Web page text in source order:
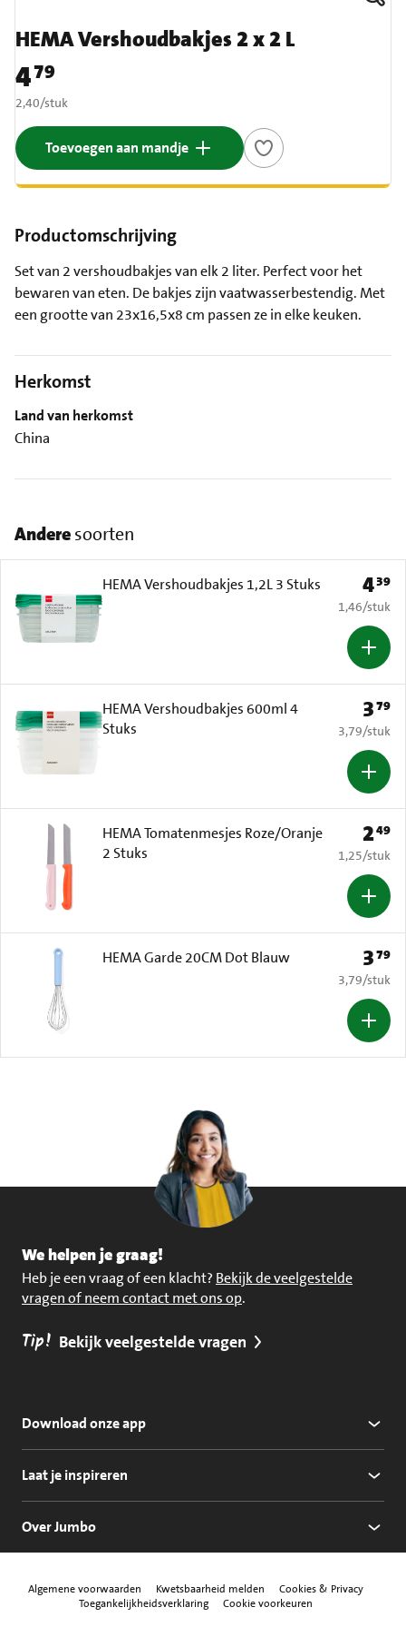
HEMA Vershoudbakjes 2 x 2 L
Prijs: € 4,79
479
€ 2,40 per stuk
2,40/stuk
Toevoegen aan mandje
Productomschrijving
Set van 2 vershoudbakjes van elk 2 liter. Perfect voor het
bewaren van eten. De bakjes zijn vaatwasserbestendig. Met
een grootte van 23x16,5x8 cm passen ze in elke keuken.
Herkomst
Land van herkomst
China
Anderesoorten
HEMA Vershoudbakjes 1,2L 3 Stuks Prijs:
439
€ 1,46 per
1,46/stuk
HEMA Vershoudbakjes 600ml 4
Stuks
Prijs:
379
€ 3,79 per
3,79/stuk
HEMA Tomatenmesjes Roze/Oranje
2 Stuks
Prijs:
249
€ 1,25 per
1,25/stuk
HEMA Garde 20CM Dot Blauw Prijs:
379
€ 3,79 per
3,79/stuk
We helpen je graag!
Heb je een vraag of een klacht? Bekijk de veelgestelde
vragen of neem contact met ons op.
Tip! Bekijk veelgestelde vragen
Download onze app
Laat je inspireren
Over Jumbo
Algemene voorwaarden Kwetsbaarheid melden
Cookies & Privacy
Toegankelijkheidsverklaring
Cookie voorkeuren